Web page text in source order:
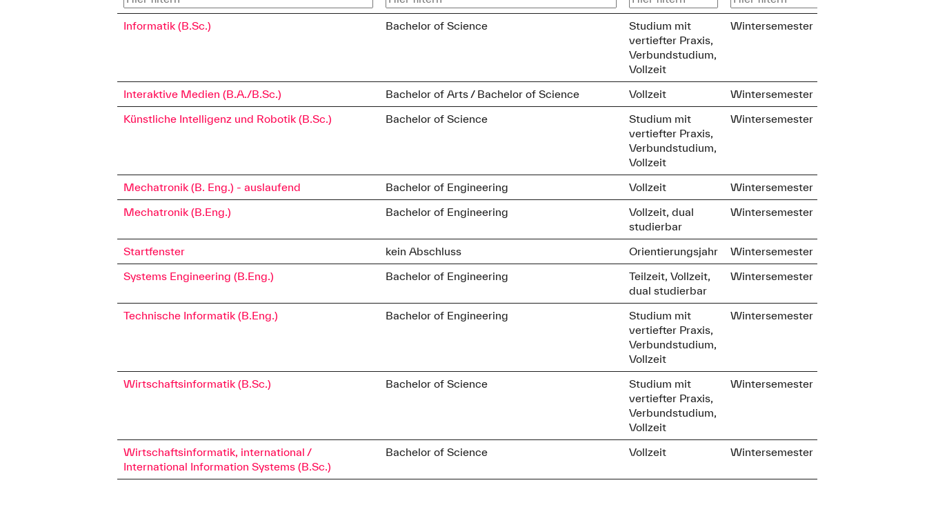
Informatik (B.Sc.) Bachelor of Science
Studium mit
vertiefter Praxis,
Verbundstudium,
Vollzeit
Wintersemester
Interaktive Medien (B.A./B.Sc.) Bachelor of Arts / Bachelor of Science Vollzeit
Wintersemester
Künstliche Intelligenz und Robotik (B.Sc.)
Bachelor of Science
Studium mit
vertiefter Praxis,
Verbundstudium,
Vollzeit
Wintersemester
Mechatronik (B. Eng.) - auslaufend Bachelor of Engineering Vollzeit
Wintersemester
Mechatronik (B.Eng.)
Bachelor of Engineering
Vollzeit, dual
studierbar
Wintersemester
Startfenster kein Abschluss Orientierungsjahr
Wintersemester
Systems Engineering (B.Eng.)
Bachelor of Engineering
Teilzeit, Vollzeit,
dual studierbar
Wintersemester
Technische Informatik (B.Eng.) Bachelor of Engineering
Studium mit
vertiefter Praxis,
Verbundstudium,
Vollzeit
Wintersemester
Wirtschaftsinformatik (B.Sc.) Bachelor of Science
Studium mit
vertiefter Praxis,
Verbundstudium,
Vollzeit
Wintersemester
Wirtschaftsinformatik, international /
International Information Systems (B.Sc.)
Bachelor of Science Vollzeit Wintersemester